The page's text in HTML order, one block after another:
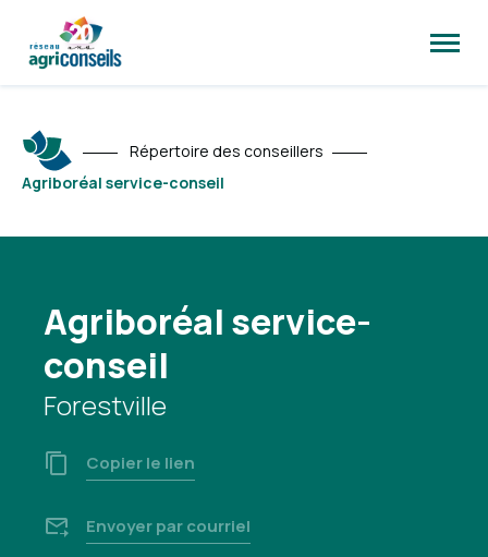
la
Répertoire des conseillers
Agriboréal service-conseil
Agriboréal service-
conseil
Forestville
Copier le lien
Envoyer par courriel